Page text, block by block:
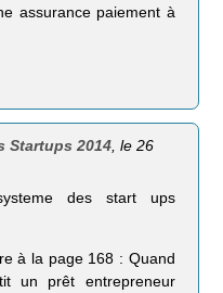
assurance paiement à
Startups 2014, le 26
des start ups
à la page 168 : Quand
un prêt entrepreneur